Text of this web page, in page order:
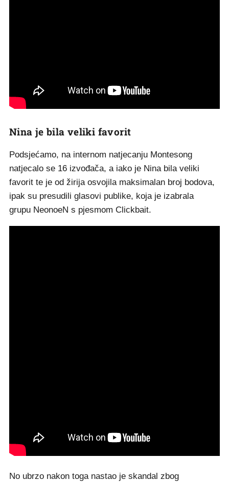
Nina je bila veliki favorit
Podsjećamo, na internom natjecanju Montesong
natjecalo se 16 izvođača, a iako je Nina bila veliki
favorit te je od žirija osvojila maksimalan broj bodova,
ipak su presudili glasovi publike, koja je izabrala
grupu NeonoeN s pjesmom Clickbait.
No ubrzo nakon toga nastao je skandal zbog